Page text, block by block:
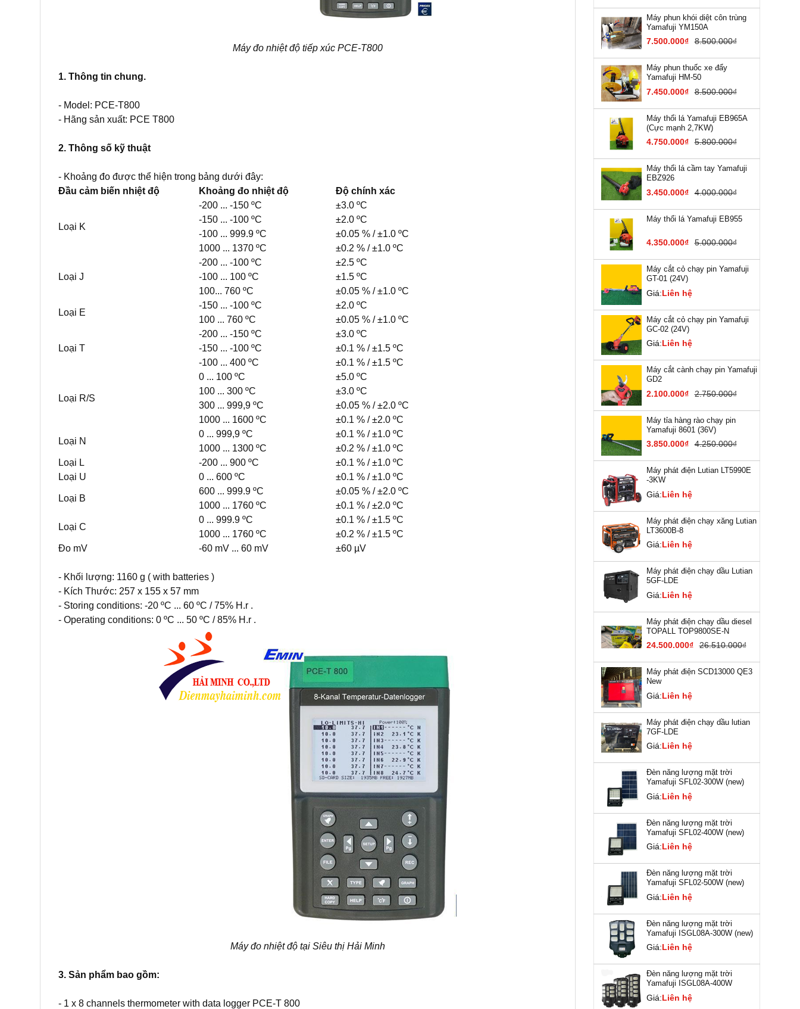
Máy đo nhiệt độ tiếp xúc PCE-T800
1. Thông tin chung.
- Model: PCE-T800
- Hãng sản xuất: PCE T800
2. Thông số kỹ thuật
- Khoảng đo được thể hiện trong bảng dưới đây:
Đầu cảm biến nhiệt độ
Khoảng đo nhiệt độ Độ chính xác
Loại K
-200 ... -150 ºC
-150 ... -100 ºC
-100 ... 999.9 ºC
1000 ... 1370 ºC
±3.0 ºC
±2.0 ºC
±0.05 % / ±1.0 ºC
±0.2 % / ±1.0 ºC
Loại J
-200 ... -100 ºC
-100 ... 100 ºC
100... 760 ºC
±2.5 ºC
±1.5 ºC
±0.05 % / ±1.0 ºC
Loại E
-150 ... -100 ºC
100 ... 760 ºC
±2.0 ºC
±0.05 % / ±1.0 ºC
Loại T
-200 ... -150 ºC
-150 ... -100 ºC
-100 ... 400 ºC
±3.0 ºC
±0.1 % / ±1.5 ºC
±0.1 % / ±1.5 ºC
Loại R/S
0 ... 100 ºC
100 ... 300 ºC
300 ... 999,9 ºC
1000 ... 1600 ºC
±5.0 ºC
±3.0 ºC
±0.05 % / ±2.0 ºC
±0.1 % / ±2.0 ºC
Loại N
0 ... 999,9 ºC
1000 ... 1300 ºC
±0.1 % / ±1.0 ºC
±0.2 % / ±1.0 ºC
Loại L
-200 ... 900 ºC
±0.1 % / ±1.0 ºC
Loại U
0 ... 600 ºC ±0.1 % / ±1.0 ºC
Loại B
600 ... 999.9 ºC
1000 ... 1760 ºC
±0.05 % / ±2.0 ºC
±0.1 % / ±2.0 ºC
Loại C
0 ... 999.9 ºC
1000 ... 1760 ºC
±0.1 % / ±1.5 ºC
±0.2 % / ±1.5 ºC
Đo mV
-60 mV ... 60 mV ±60 µV
- Khối lượng: 1160 g ( with batteries )
- Kích Thước: 257 x 155 x 57 mm
- Storing conditions: -20 ºC ... 60 ºC / 75% H.r .
- Operating conditions: 0 ºC ... 50 ºC / 85% H.r .
Máy đo nhiệt độ tại Siêu thị Hải Minh
3. Sản phẩm bao gồm:
- 1 x 8 channels thermometer with data logger PCE-T 800
Máy phun khói diệt côn trùng
Yamafuji YM150A
7.500.000₫ 8.500.000₫
Máy phun thuốc xe đẩy
Yamafuji HM-50
7.450.000₫ 8.500.000₫
Máy thổi lá Yamafuji EB9​65A
(Cực mạnh 2,7KW)
4.750.000₫ 5.800.000₫
Máy thổi lá cầm tay Yamafuji
EBZ926
3.450.000₫ 4.000.000₫
Máy thổi lá Yamafuji EB955
4.350.000₫ 5.000.000₫
Máy cắt cỏ chạy pin Yamafuji
GT-01 (24V)
Giá:Liên hệ
Máy cắt cỏ chạy pin Yamafuji
GC-02 (24V)
Giá:Liên hệ
Máy cắt cành chạy pin Yamafuji
GD2
2.100.000₫ 2.750.000₫
Máy tỉa hàng rào chạy pin
Yamafuji 8601 (36V)
3.850.000₫ 4.250.000₫
Máy phát điện Lutian LT5990E
-3KW
Giá:Liên hệ
Máy phát điện chạy xăng Lutian
LT3600B-8
Giá:Liên hệ
Máy phát điện chạy dầu Lutian
5GF-LDE
Giá:Liên hệ
Máy phát điện chạy dầu diesel
TOPALL TOP9800SE-N
24.500.000₫ 26.510.000₫
Máy phát điện SCD13000 QE3
New
Giá:Liên hệ
Máy phát điện chạy dầu lutian
7GF-LDE
Giá:Liên hệ
Đèn năng lượng mặt trời
Yamafuji SFL02-300W (new)
Giá:Liên hệ
Đèn năng lượng mặt trời
Yamafuji SFL02-400W (new)
Giá:Liên hệ
Đèn năng lượng mặt trời
Yamafuji SFL02-500W (new)
Giá:Liên hệ
Đèn năng lượng mặt trời
Yamafuji ISGL08A-300W (new)
Giá:Liên hệ
Đèn năng lượng mặt trời
Yamafuji ISGL08A-400W
Giá:Liên hệ